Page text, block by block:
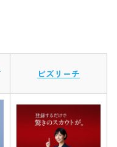
ビズリーチ